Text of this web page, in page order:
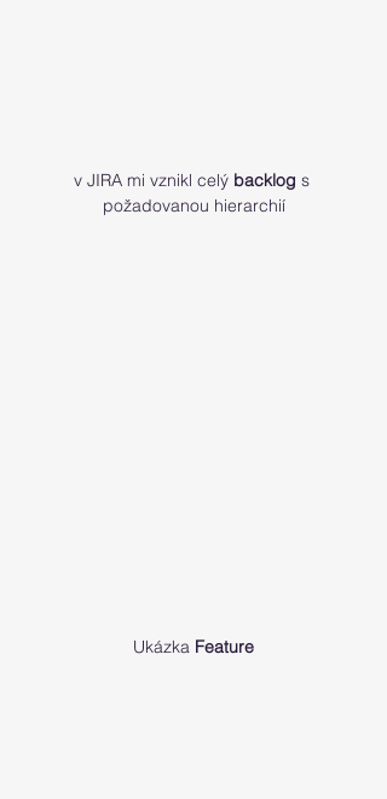
v JIRA mi vznikl celý backlog s
požadovanou hierarchií
Ukázka Feature